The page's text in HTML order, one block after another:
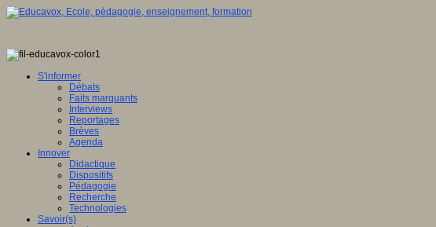
S'informer
Débats
Faits marquants
Interviews
Reportages
Brèves
Agenda
Innover
Didactique
Dispositifs
Pédagogie
Recherche
Technologies
Savoir(s)